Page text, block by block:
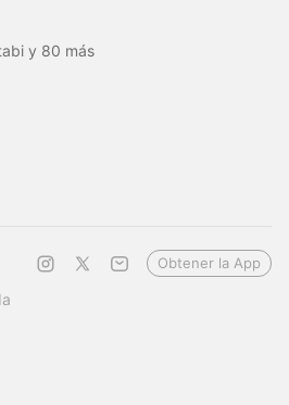
y 80 más
Obtener la App